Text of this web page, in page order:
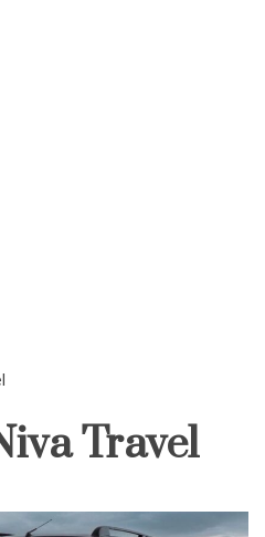
Travel